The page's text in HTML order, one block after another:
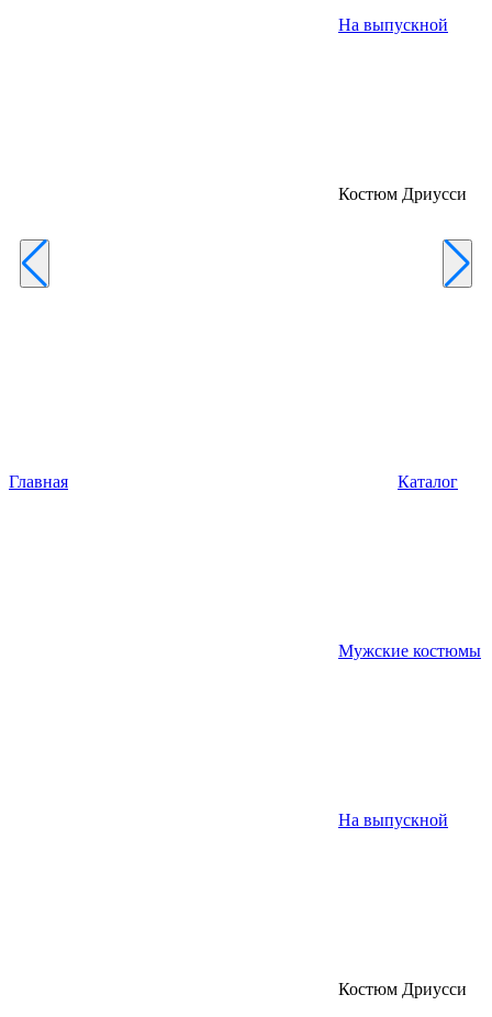
На выпускной
Костюм Дриусси
Главная Каталог
Мужские костюмы
На выпускной
Костюм Дриусси